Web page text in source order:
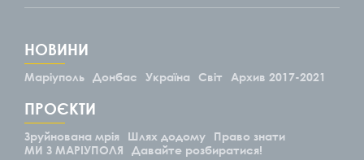
НОВИНИ
Маріуполь Донбас Україна Світ Архив 2017-2021
ПРОЄКТИ
Зруйнована мрія Шлях додому
Право знати
МИ З МАРІУПОЛЯ
Давайте розбиратися!